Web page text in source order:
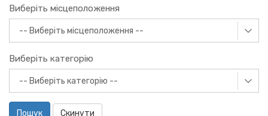
Виберіть місцеположення
Виберіть категорію
Пошук Скинути